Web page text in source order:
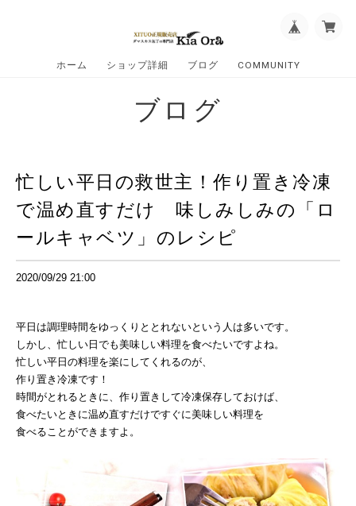
ホーム ショップ詳細 ブログ COMMUNITY
ブログ
忙しい平日の救世主！作り置き冷凍
で温め直すだけ 味しみしみの「ロ
ールキャベツ」のレシピ
2020/09/29 21:00
平日は調理時間をゆっくりととれないという人は多いです。
しかし、忙しい日でも美味しい料理を食べたいですよね。
忙しい平日の料理を楽にしてくれるのが、
作り置き冷凍です！
時間がとれるときに、作り置きして冷凍保存しておけば、
食べたいときに温め直すだけですぐに美味しい料理を
食べることができますよ。